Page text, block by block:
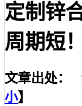
定制锌
周期短！
文章出处：
小】